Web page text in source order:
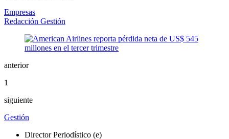
Empresas
Redacción Gestión
anterior
1
siguiente
Gestión
Director Periodístico (e)